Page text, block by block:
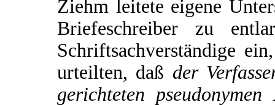
Ziehm leitete eigene
Briefeschreiber zu
Schriftsachverständige
urteilten, daß der
gerichteten